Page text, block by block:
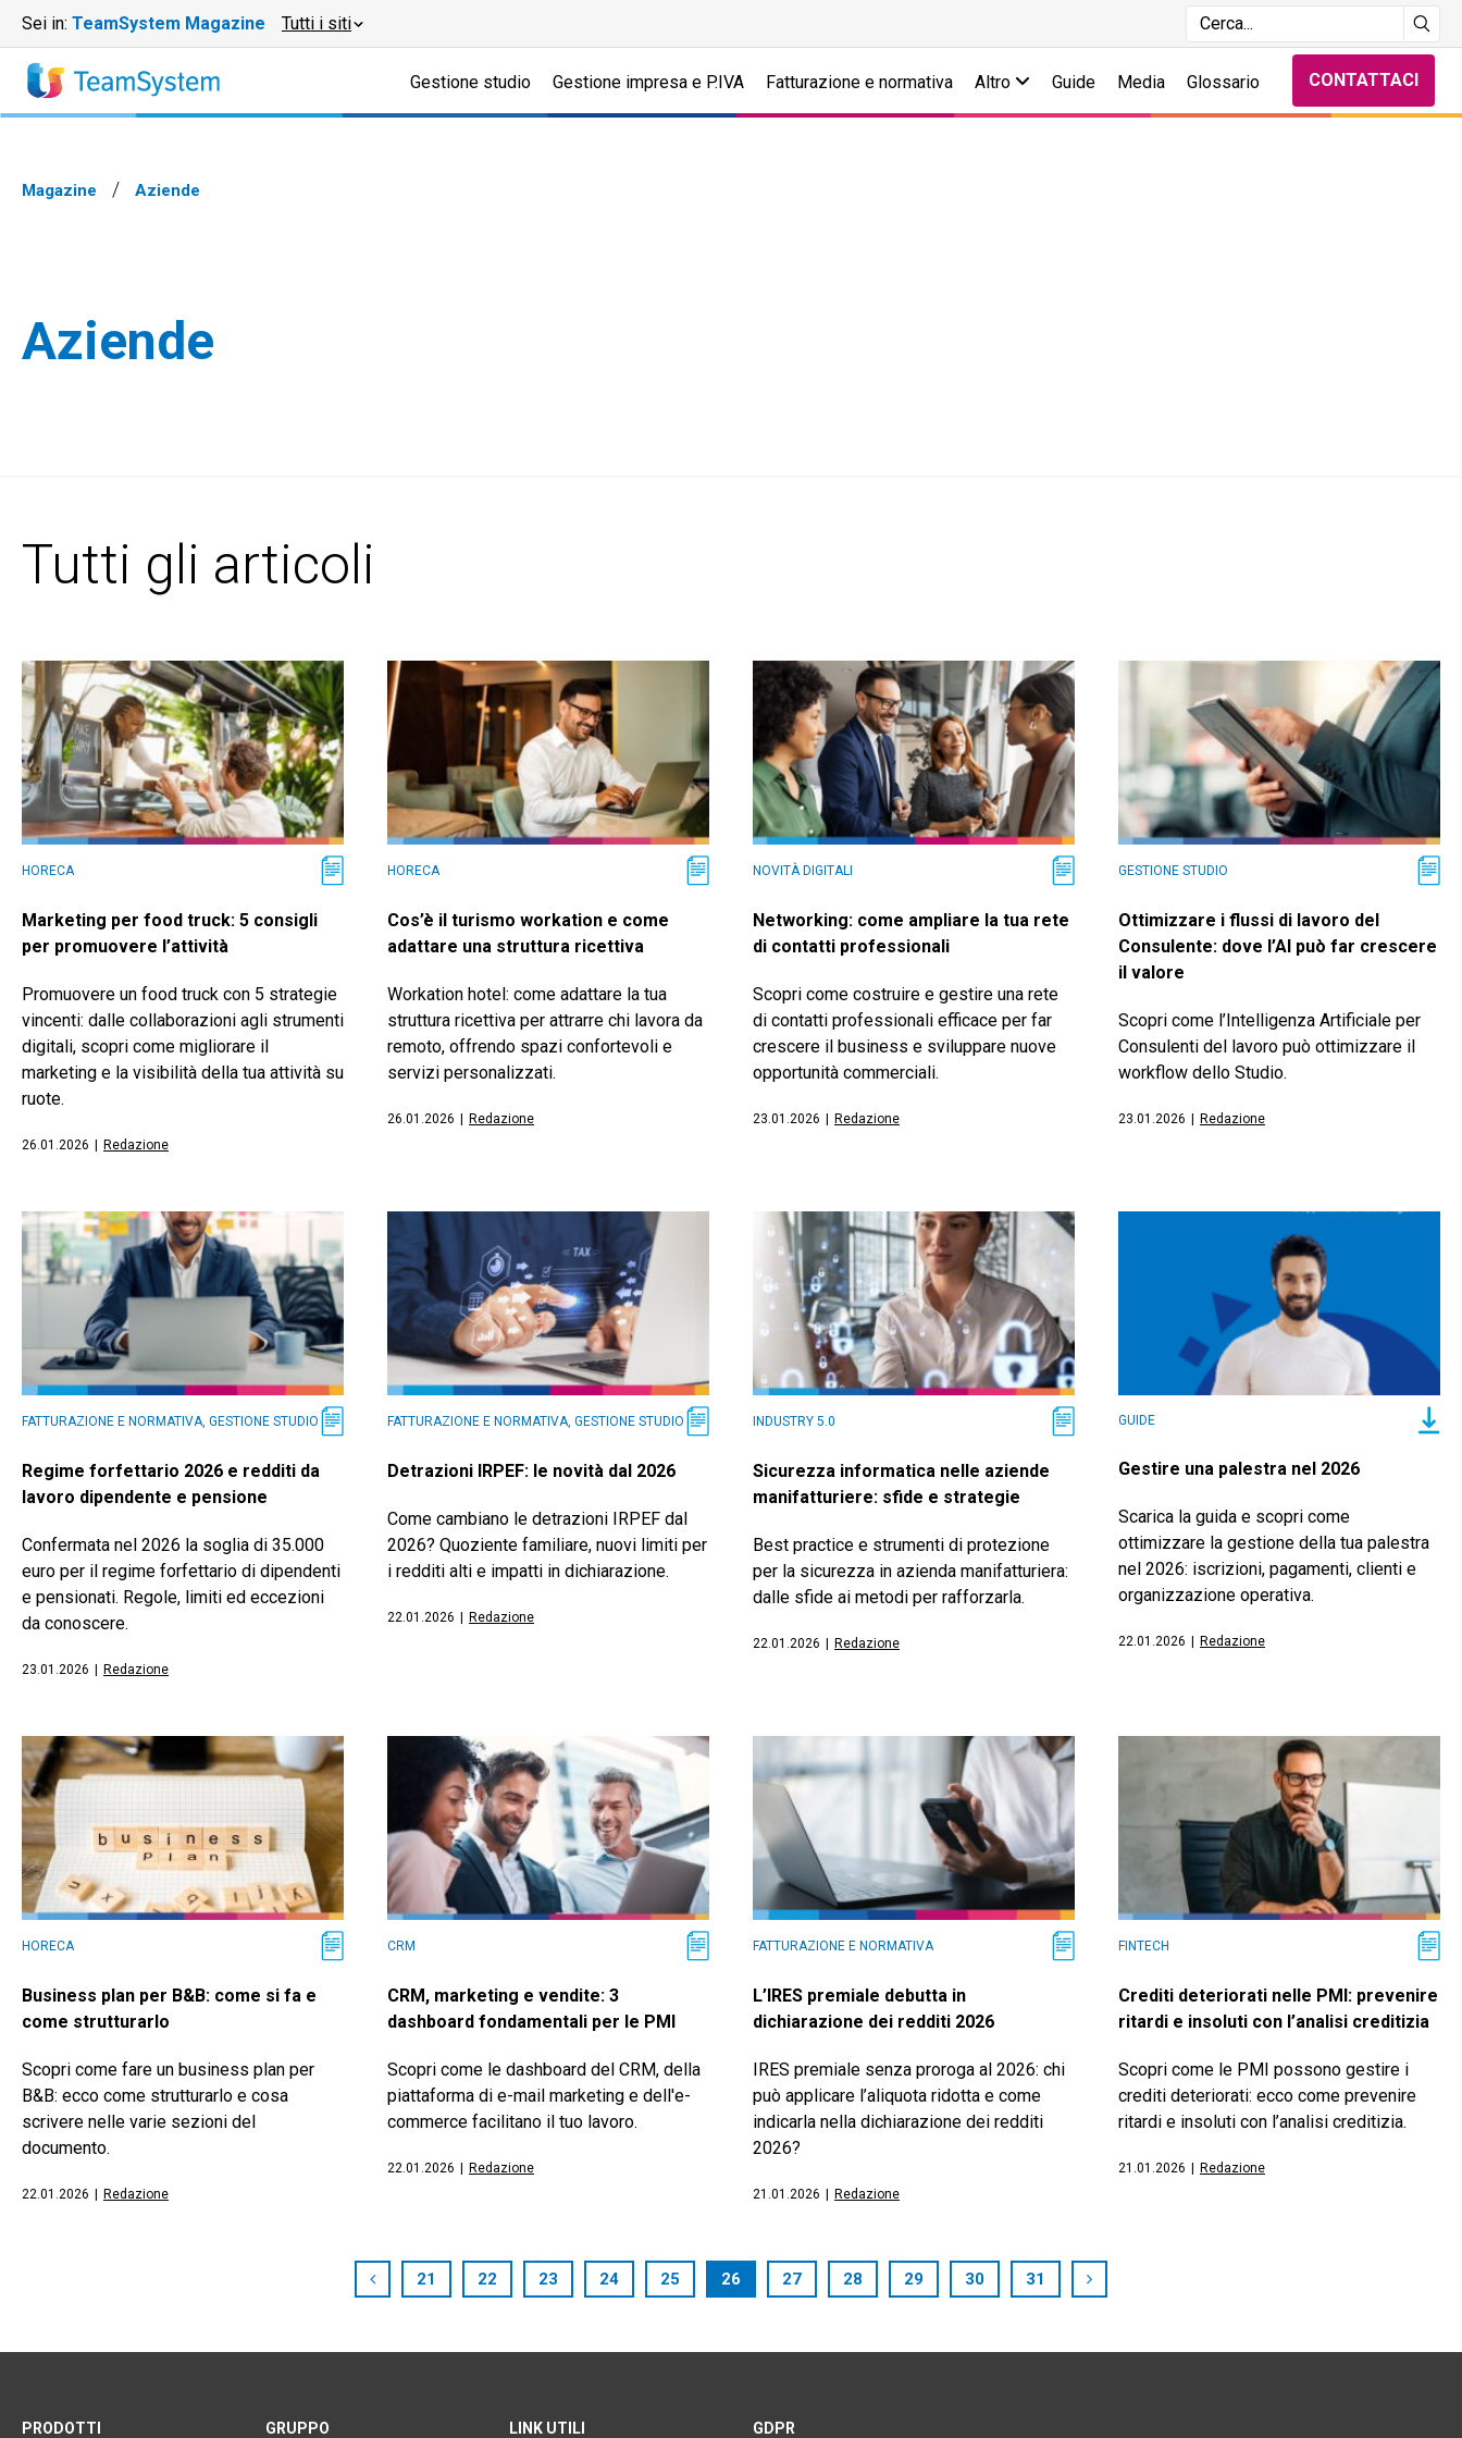
Sei in: TeamSystem Magazine Tutti i siti
Gestione studio Gestione impresa e P.IVA Fatturazione e normativa Altro Guide Media Glossario CONTATTACI
Magazine Aziende
Aziende
Tutti gli articoli
HORECA
Marketing per food truck: 5 consigli
per promuovere l’attività
Promuovere un food truck con 5 strategie
vincenti: dalle collaborazioni agli strumenti
digitali, scopri come migliorare il
marketing e la visibilità della tua attività su
ruote.
26.01.2026 Redazione
HORECA
Cos’è il turismo workation e come
adattare una struttura ricettiva
Workation hotel: come adattare la tua
struttura ricettiva per attrarre chi lavora da
remoto, offrendo spazi confortevoli e
servizi personalizzati.
26.01.2026 Redazione
NOVITÀ DIGITALI
Networking: come ampliare la tua rete
di contatti professionali
Scopri come costruire e gestire una rete
di contatti professionali efficace per far
crescere il business e sviluppare nuove
opportunità commerciali.
23.01.2026 Redazione
GESTIONE STUDIO
Ottimizzare i flussi di lavoro del
Consulente: dove l’AI può far crescere
il valore
Scopri come l’Intelligenza Artificiale per
Consulenti del lavoro può ottimizzare il
workflow dello Studio.
23.01.2026 Redazione
FATTURAZIONE E NORMATIVA, GESTIONE STUDIO
Regime forfettario 2026 e redditi da
lavoro dipendente e pensione
Confermata nel 2026 la soglia di 35.000
euro per il regime forfettario di dipendenti
e pensionati. Regole, limiti ed eccezioni
da conoscere.
23.01.2026 Redazione
FATTURAZIONE E NORMATIVA, GESTIONE STUDIO
Detrazioni IRPEF: le novità dal 2026
Come cambiano le detrazioni IRPEF dal
2026? Quoziente familiare, nuovi limiti per
i redditi alti e impatti in dichiarazione.
22.01.2026 Redazione
INDUSTRY 5.0
Sicurezza informatica nelle aziende
manifatturiere: sfide e strategie
Best practice e strumenti di protezione
per la sicurezza in azienda manifatturiera:
dalle sfide ai metodi per rafforzarla.
22.01.2026 Redazione
GUIDE
Gestire una palestra nel 2026
Scarica la guida e scopri come
ottimizzare la gestione della tua palestra
nel 2026: iscrizioni, pagamenti, clienti e
organizzazione operativa.
22.01.2026 Redazione
HORECA
Business plan per B&B: come si fa e
come strutturarlo
Scopri come fare un business plan per
B&B: ecco come strutturarlo e cosa
scrivere nelle varie sezioni del
documento.
22.01.2026 Redazione
CRM
CRM, marketing e vendite: 3
dashboard fondamentali per le PMI
Scopri come le dashboard del CRM, della
piattaforma di e-mail marketing e dell'e-
commerce facilitano il tuo lavoro.
22.01.2026 Redazione
FATTURAZIONE E NORMATIVA
L’IRES premiale debutta in
dichiarazione dei redditi 2026
IRES premiale senza proroga al 2026: chi
può applicare l’aliquota ridotta e come
indicarla nella dichiarazione dei redditi
2026?
21.01.2026 Redazione
FINTECH
Crediti deteriorati nelle PMI: prevenire
ritardi e insoluti con l’analisi creditizia
Scopri come le PMI possono gestire i
crediti deteriorati: ecco come prevenire
ritardi e insoluti con l’analisi creditizia.
21.01.2026 Redazione
21 22 23 24 25 26 27 28 29 30 31
PRODOTTI GRUPPO LINK UTILI GDPR